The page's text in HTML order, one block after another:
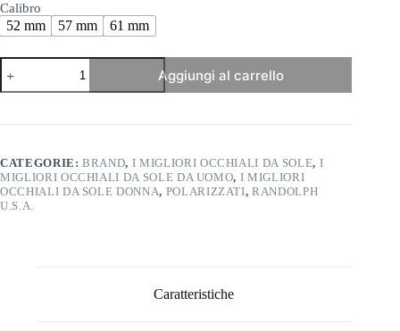
Calibro
52 mm 57 mm 61 mm
Randolph
Concorde
Aggiungi al carrello
CATEGORIE:BRAND, I MIGLIORI OCCHIALI DA SOLE, I
MIGLIORI OCCHIALI DA SOLE DA UOMO, I MIGLIORI
OCCHIALI DA SOLE DONNA, POLARIZZATI,RANDOLPH
U.S.A.
Caratteristiche